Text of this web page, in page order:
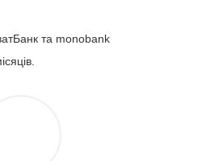
та monobank